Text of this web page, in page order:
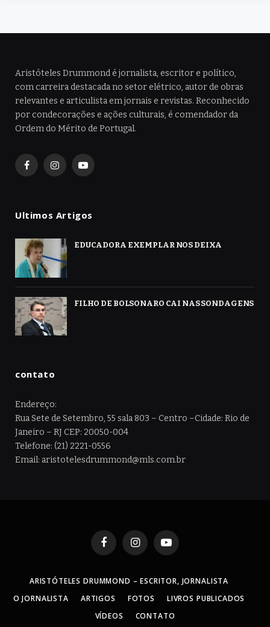
Aristóteles Drummond é jornalista, escritor e político,
com carreira destacada no setor elétrico, autor de obras
relevantes e articulista em jornais e revistas. Reconhecido
por condecorações e ações culturais, é comendador da
Ordem do Mérito de Portugal.
FacebookInstagramYouTube
Ultimos Artigos
EDUCADORA EXEMPLAR NOS DEIXA
FILHO DE BOLSONARO CAI NAS SONDAGENS
contato
Endereço:
Rua Sete de Setembro, 55 sala 803 – Centro –Cidade: Rio de
Janeiro – RJ CEP: 20050-004
Telefone: (21) 2221-0556
Email: aristotelesdrummond@mls.com.br
FacebookInstagramYouTube
ARISTÓTELES DRUMMOND – ESCRITOR, JORNALISTA
O JORNALISTA
ARTIGOS FOTOS
LIVROS PUBLICADOS
VÍDEOS
CONTATO